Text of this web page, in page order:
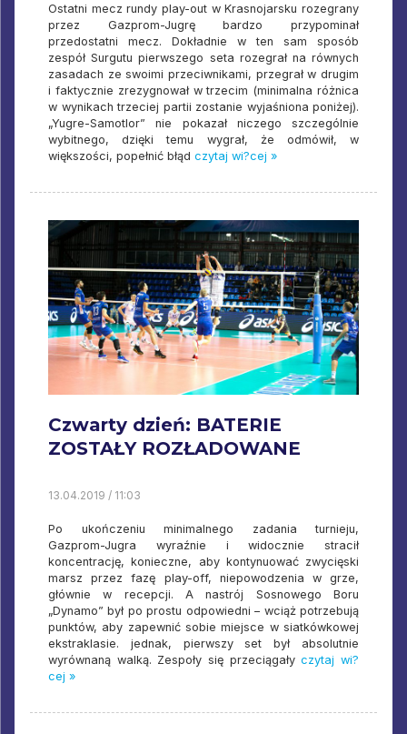
Ostatni mecz rundy play-out w Krasnojarsku rozegrany
przez Gazprom-Jugrę bardzo przypominał
przedostatni mecz. Dokładnie w ten sam sposób
zespół Surgutu pierwszego seta rozegrał na równych
zasadach ze swoimi przeciwnikami, przegrał w drugim
i faktycznie zrezygnował w trzecim (minimalna różnica
w wynikach trzeciej partii zostanie wyjaśniona poniżej).
„Yugre-Samotlor” nie pokazał niczego szczególnie
wybitnego, dzięki temu wygrał, że odmówił, w
większości, popełnić błąd czytaj wi?cej »
Czwarty dzień: BATERIE
ZOSTAŁY ROZŁADOWANE
13.04.2019 / 11:03
Po ukończeniu minimalnego zadania turnieju,
Gazprom-Jugra wyraźnie i widocznie stracił
koncentrację, konieczne, aby kontynuować zwycięski
marsz przez fazę play-off, niepowodzenia w grze,
głównie w recepcji. A nastrój Sosnowego Boru
„Dynamo” był po prostu odpowiedni – wciąż potrzebują
punktów, aby zapewnić sobie miejsce w siatkówkowej
ekstraklasie. jednak, pierwszy set był absolutnie
wyrównaną walką. Zespoły się przeciągałyczytaj wi?
cej »